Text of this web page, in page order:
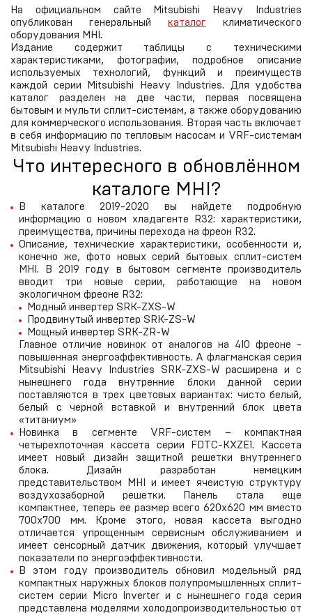
На официальном сайте Mitsubishi Heavy Industries
опубликован генеральный каталог климатического
оборудования MHI.
Издание содержит таблицы с техническими
характеристиками, фотографии, подробное описание
используемых технологий, функций и преимуществ
каждой серии Mitsubishi Heavy Industries. Для удобства
каталог разделен на две части, первая посвящена
бытовым и мульти сплит-системам, а также оборудованию
для коммерческого использования. Вторая часть включает
в себя информацию по тепловым насосам и VRF-системам
Mitsubishi Heavy Industries.
Что интересного в обновлённом
каталоге MHI?
В каталоге 2019-2020 вы найдете подробную
информацию о новом хладагенте R32: характеристики,
преимущества, причины перехода на фреон R32.
Описание, технические характеристики, особенности и,
конечно же, фото новых серий бытовых сплит-систем
MHI. В 2019 году в бытовом сегменте производитель
вводит три новые серии, работающие на новом
экологичном фреоне R32:
Модный инвертер SRK-ZXS-W
Продвинутый инвертер SRK-ZS-W
Мощный инвертер SRK-ZR-W
Главное отличие новинок от аналогов на 410 фреоне -
повышенная энергоэффективность. А флагманская серия
Mitsubishi Heavy Industries SRK-ZXS-W расширена и с
нынешнего года внутренние блоки данной серии
поставляются в трех цветовых вариантах: чисто белый,
белый с черной вставкой и внутренний блок цвета
«титаниум»
Новинка в сегменте VRF-систем – компактная
четырехпоточная кассета серии FDTC-KXZE1. Кассета
имеет новый дизайн защитной решетки внутреннего
блока. Дизайн разработан немецким
представительством MHI и имеет ячеистую структуру
воздухозаборной решетки. Панель стала еще
компактнее, теперь ее размер всего 620х620 мм вместо
700х700 мм. Кроме этого, новая кассета выгодно
отличается упрощенным сервисным обслуживанием и
имеет сенсорный датчик движения, который улучшает
показатели по энергоэффективности.
В этом году производитель обновил модельный ряд
компактных наружных блоков полупромышленных сплит-
систем серии Micro Inverter и с нынешнего года серия
представлена моделями холодопроизводительностью от